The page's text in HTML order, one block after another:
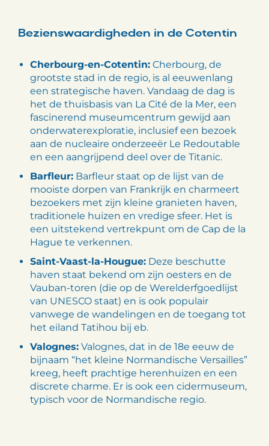
Bezienswaardigheden in de Cotentin
Cherbourg-en-Cotentin: Cherbourg, de
grootste stad in de regio, is al eeuwenlang
een strategische haven. Vandaag de dag is
het de thuisbasis van La Cité de la Mer, een
fascinerend museumcentrum gewijd aan
onderwaterexploratie, inclusief een bezoek
aan de nucleaire onderzeeër Le Redoutable
en een aangrijpend deel over de Titanic.
Barfleur: Barfleur staat op de lijst van de
mooiste dorpen van Frankrijk en charmeert
bezoekers met zijn kleine granieten haven,
traditionele huizen en vredige sfeer. Het is
een uitstekend vertrekpunt om de Cap de la
Hague te verkennen.
Saint-Vaast-la-Hougue: Deze beschutte
haven staat bekend om zijn oesters en de
Vauban-toren (die op de Werelderfgoedlijst
van UNESCO staat) en is ook populair
vanwege de wandelingen en de toegang tot
het eiland Tatihou bij eb.
Valognes: Valognes, dat in de 18e eeuw de
bijnaam “het kleine Normandische Versailles”
kreeg, heeft prachtige herenhuizen en een
discrete charme. Er is ook een cidermuseum,
typisch voor de Normandische regio.